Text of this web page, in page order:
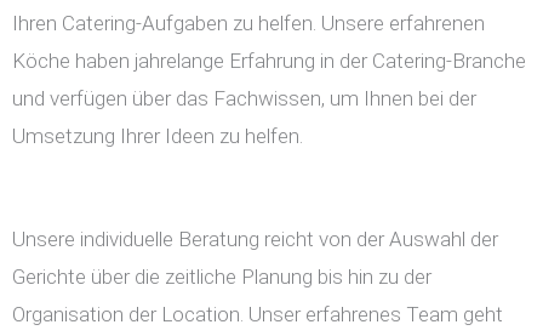
Ihren Catering-Aufgaben zu helfen. Unsere erfahrenen
Köche haben jahrelange Erfahrung in der Catering-Branche
und verfügen über das Fachwissen, um Ihnen bei der
Umsetzung Ihrer Ideen zu helfen.
Unsere individuelle Beratung reicht von der Auswahl der
Gerichte über die zeitliche Planung bis hin zu der
Organisation der Location. Unser erfahrenes Team geht